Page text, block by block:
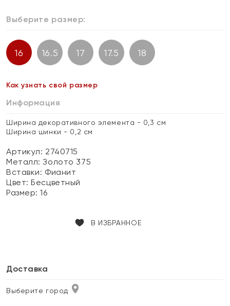
Выберите размер:
16 16.5 17 17.5 18
Как узнать свой размер
Информация
Ширина декоративного элемента - 0,3 см
Ширина шинки - 0,2 см
Артикул: 2740715
Металл:Золото 375
Вставки: Фианит
Цвет:Бесцветный
Размер:16
В ИЗБРАННОЕ
Доставка
Выберите город